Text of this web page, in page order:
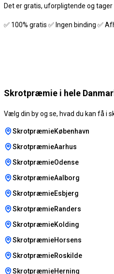
Det er gratis, uforpligtende og tager
✅ 100% gratis ✅ Ingen binding ✅
Skrotpræmie i hele
Vælg din by og se, hvad du kan få i
SkrotpræmieKøbenhavn
SkrotpræmieAarhus
SkrotpræmieOdense
SkrotpræmieAalborg
SkrotpræmieEsbjerg
SkrotpræmieRanders
SkrotpræmieKolding
SkrotpræmieHorsens
SkrotpræmieRoskilde
SkrotpræmieHerning